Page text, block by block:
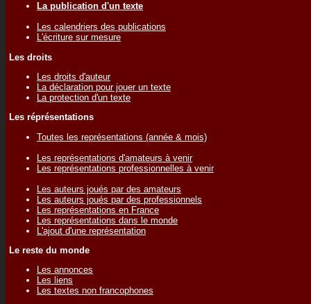
La publication d'un texte
Les calendriers des publications
L'écriture sur mesure
Les droits
Les droits d'auteur
La déclaration pour jouer un texte
La protection d'un texte
Les réprésentations
Toutes les représentations (année & mois)
Les représentations d'amateurs à venir
Les représentations professionnelles à venir
Les auteurs joués par des amateurs
Les auteurs joués par des professionnels
Les représentations en France
Les représentations dans le monde
L'ajout d'une représentation
Le reste du monde
Les annonces
Les liens
Les textes non francophones